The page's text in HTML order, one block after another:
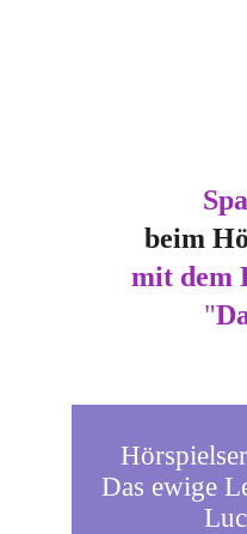
beim
mit dem
"
Das ewige